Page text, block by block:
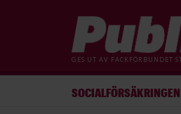
GES UT AV FACKFÖRBUNDET
ARBETSRÄTT ST